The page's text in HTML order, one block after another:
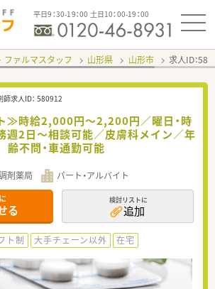
平日9：30-19：00 土日10：00-19：00
ファルマスタッフ 山形県 山形市 求人ID：
師求人ID： 580912
ト≫時給2,000円～2,200円／曜日・時
週2日～相談可能／皮膚科メイン／年
齢不問・車通勤可能
剤薬局 パート・アルバイト
る
検討リストに
追加
ト制 大手チェーン以外 在宅